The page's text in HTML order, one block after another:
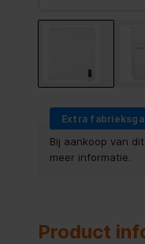
Extra
Bij aankoop van
meer informatie.
Product